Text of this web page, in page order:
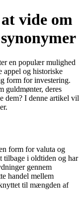
vide om
en populær mulighed
appel og historiske
form for investering.
guldmønter, deres
dem? I denne artikel vil
form for valuta og
tilbage i oldtiden og har
gennem
handel mellem
til mængden af